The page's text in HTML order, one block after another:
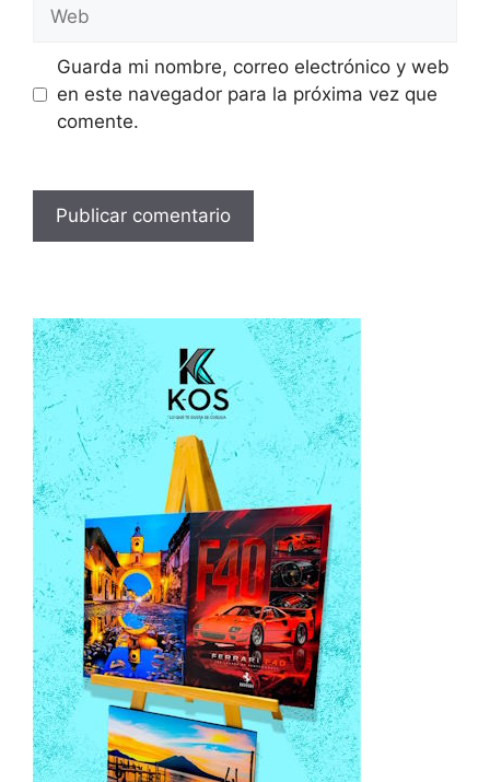
Guarda mi nombre, correo electrónico y web
en este navegador para la próxima vez que
comente.